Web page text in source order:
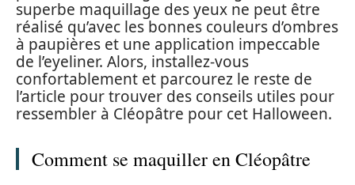
superbe maquillage des yeux ne peut être
réalisé qu’avec les bonnes couleurs d’ombres
à paupières et une application impeccable
de l’eyeliner. Alors, installez-vous
confortablement et parcourez le reste de
l’article pour trouver des conseils utiles pour
ressembler à Cléopâtre pour cet Halloween.
Comment se maquiller en Cléopâtre